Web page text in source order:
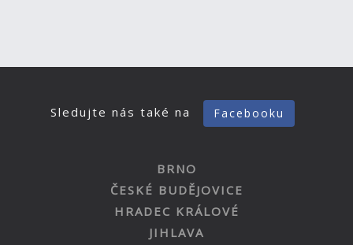
Sledujte nás také na Facebooku
BRNO
ČESKÉ BUDĚJOVICE
HRADEC KRÁLOVÉ
JIHLAVA